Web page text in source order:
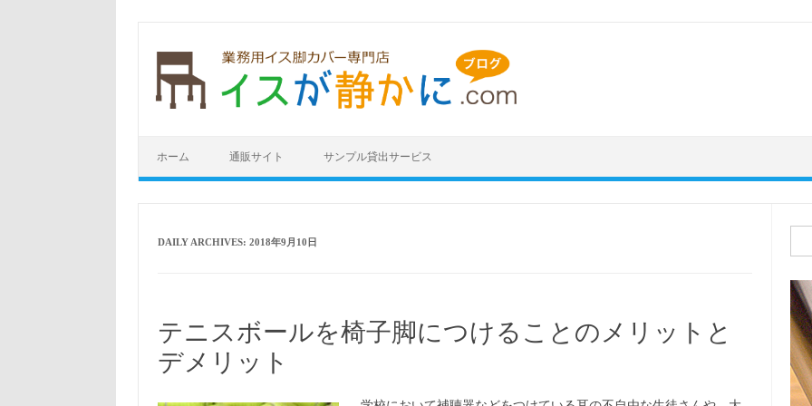
ホーム 通販サイト サンプル貸出サービス
DAILY ARCHIVES: 2018年9月10日
テニスボールを椅子脚につけることのメリットと
デメリット